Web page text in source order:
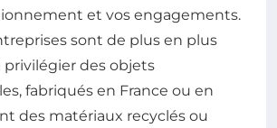
et vos engagements.
sont de plus en plus
privilégier des objets
fabriqués en France ou en
des matériaux recyclés ou